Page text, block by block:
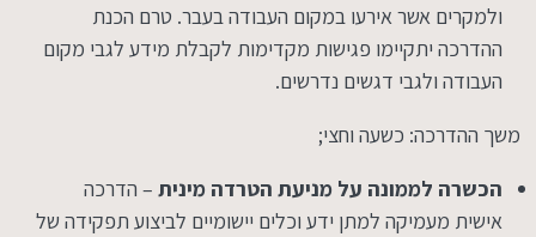
ולמקרים אשר אירעו במקום העבודה בעבר. טרם הכנת
ההדרכה יתקיימו פגישות מקדימות לקבלת מידע לגבי מקום
העבודה ולגבי דגשים נדרשים.
משך ההדרכה: כשעה וחצי;
הכשרה לממונה על מניעת הטרדה מינית – הדרכה
אישית מעמיקה למתן ידע וכלים יישומיים לביצוע תפקידה של